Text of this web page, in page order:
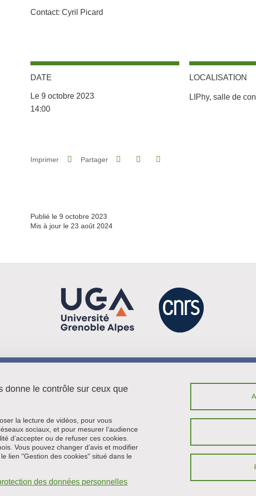
Contact: Cyril Picard
DATE
Le 9 octobre 2023
Complément date
14:00
LOCALISATION
Complément lieu
LIPhy, salle de
Imprimer Partager Partager sur Facebook
Partager sur LinkedIn
Publié le 9 octobre 2023
Mis à jour le 23 août 2024
Menu footer
Plan du site
Données personnelles
Politique des cookies
Gestion des cookies
Se connecter
donne le contrôle sur ceux que
la lecture de vidéos, pour vous
sociaux, et pour mesurer l’audience
d’accepter ou de refuser ces cookies.
Vous pouvez changer d’avis et modifier
lien "Gestion des cookies" situé dans le
des données personnelles